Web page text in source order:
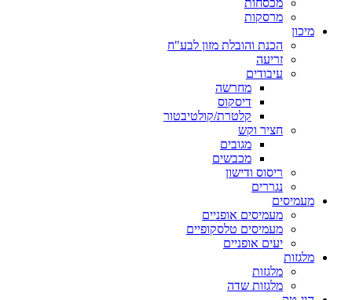
מכסחות
מרסקות
מיכון
הכנת והובלת מזון לבע"ח
זריעה
עיבודים
מחרשה
דיסקוס
קלטרת/קולטיבטור
חציר וקש
מגובים
מכבשים
ריסוס ודישון
נגררים
מעמיסים
מעמיסים אופניים
מעמיסים טלסקופיים
יעים אופניים
מלגזות
מלגזות
מלגזות שדה